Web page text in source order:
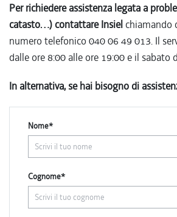
Per richiedere assistenza legata a
catasto…) contattare Insiel chiamando
numero telefonico 040 06 49 013. Il
dalle ore 8:00 alle ore 19:00 e il sabato
In alternativa, se hai bisogno di
Nome*
Cognome*